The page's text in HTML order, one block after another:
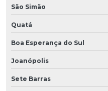
São Simão
Quatá
Boa Esperança do Sul
Joanópolis
Sete Barras